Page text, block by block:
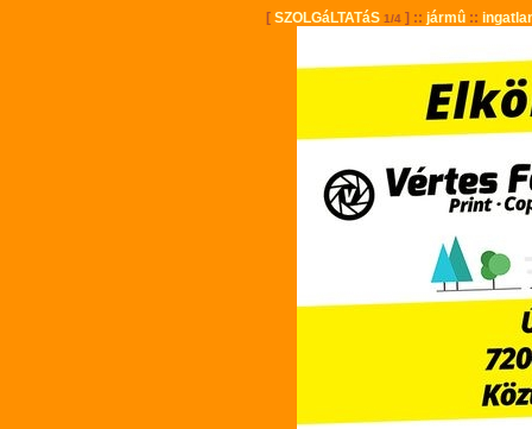
[ SZOLGáLTATáS 1/4] :: jármû::